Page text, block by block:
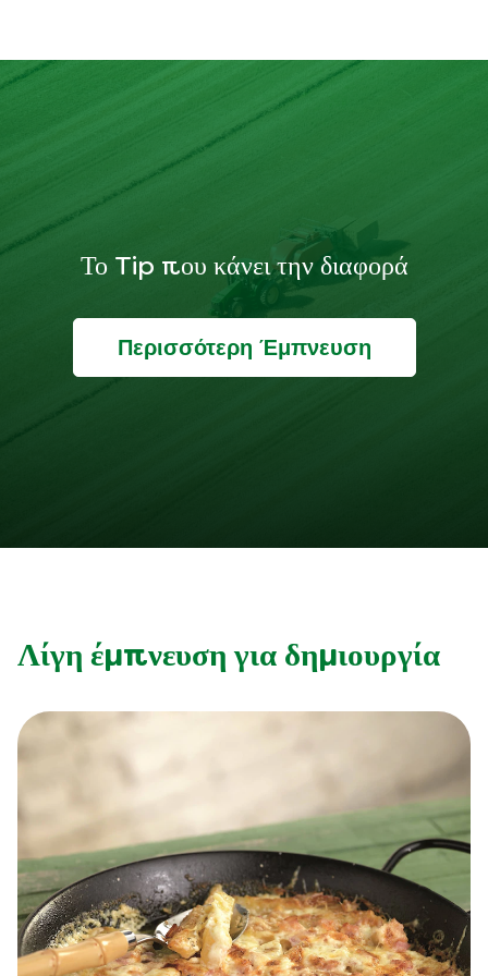
Το Tip που κάνει την διαφορά
Περισσότερη Έμπνευση
Λίγη έμπνευση για δημιουργία